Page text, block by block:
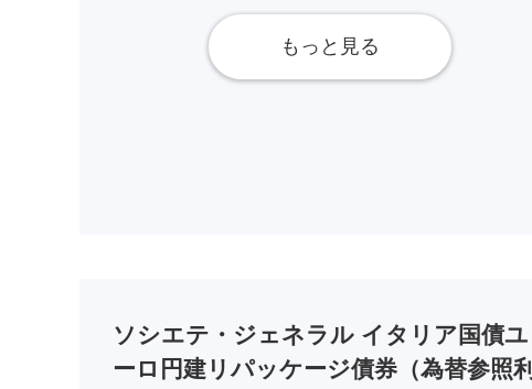
もっと見る
ソシエテ・ジェネラル イタリア国債ユ
ーロ円建リパッケージ債券（為替参照利